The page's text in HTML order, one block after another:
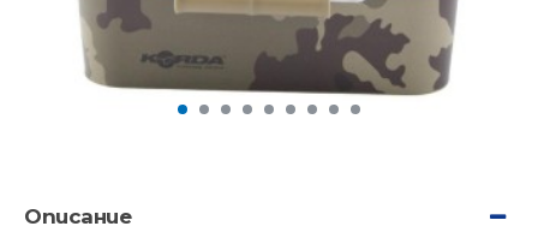
Описание